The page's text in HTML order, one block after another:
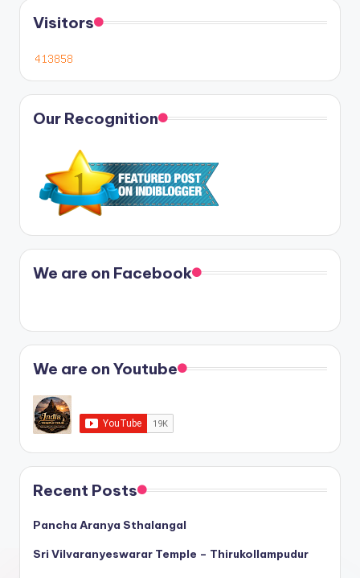
Visitors
Our Recognition
We are on Facebook
We are on Youtube
Recent Posts
Pancha Aranya Sthalangal
Sri Vilvaranyeswarar Temple – Thirukollampudur